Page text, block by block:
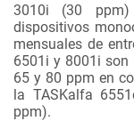
3010i (30
dispositivos
mensuales de
6501i y 8001i
65 y 80 ppm en
la TASKalfa
ppm).